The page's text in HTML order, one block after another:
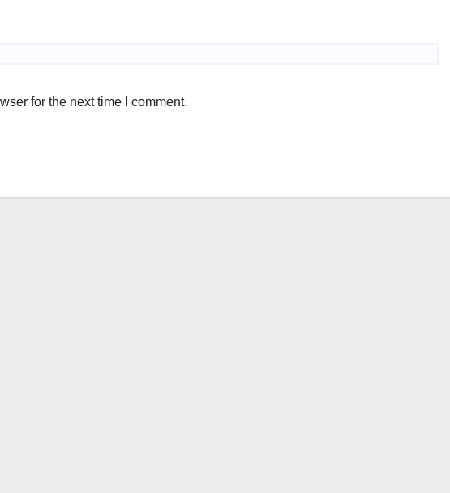
for the next time I comment.